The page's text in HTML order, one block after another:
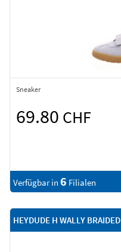
Sneaker
69.80 CHF
Verfügbar in 6 Filialen
HEYDUDE H WALLY BRAIDED